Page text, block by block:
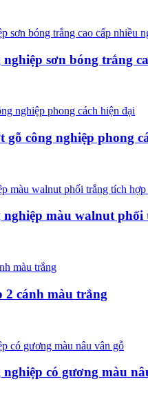
sơn bóng trắng
công nghiệp phong
nghiệp màu walnut
2 cánh màu trắng
có gương màu